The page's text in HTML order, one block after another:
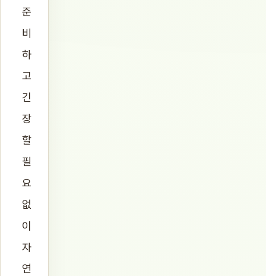
준
비
하
고
긴
장
할
필
요
없
이
자
연